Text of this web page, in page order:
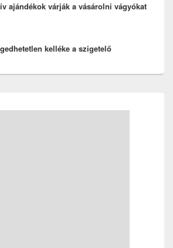
ajándékok várják a vásárolni vágyókat
kelléke a szigetelő